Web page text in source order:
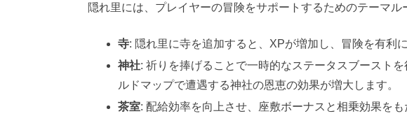
隠れ里には、プレイヤーの冒険をサポートするためのテーマル
寺: 隠れ里に寺を追加すると、XPが増加し、冒険を有利
神社: 祈りを捧げることで一時的なステータスブースト
ルドマップで遭遇する神社の恩恵の効果が増大します。
茶室: 配給効率を向上させ、座敷ボーナスと相乗効果をも